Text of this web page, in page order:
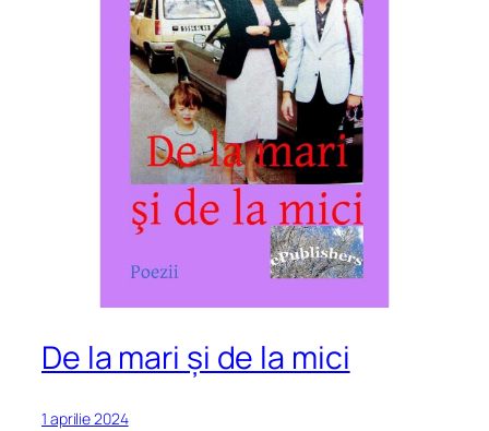
De la mari și de la mici
1 aprilie 2024